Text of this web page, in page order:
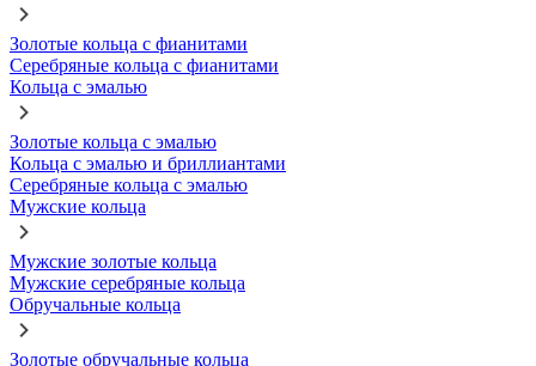
Золотые кольца с фианитами
Серебряные кольца с фианитами
Кольца с эмалью
Золотые кольца с эмалью
Кольца с эмалью и бриллиантами
Серебряные кольца с эмалью
Мужские кольца
Мужские золотые кольца
Мужские серебряные кольца
Обручальные кольца
Золотые обручальные кольца